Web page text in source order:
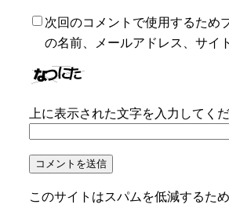
次回のコメントで使用するため
の名前、メールアドレス、サイ
上に表示された文字を入力してくだ
このサイトはスパムを低減するた